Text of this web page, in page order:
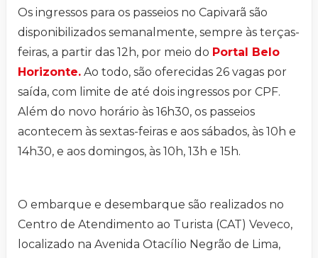
Os ingressos para os passeios no Capivarã são
disponibilizados semanalmente, sempre às terças-
feiras, a partir das 12h, por meio do Portal Belo
Horizonte. Ao todo, são oferecidas 26 vagas por
saída, com limite de até dois ingressos por CPF.
Além do novo horário às 16h30, os passeios
acontecem às sextas-feiras e aos sábados, às 10h e
14h30, e aos domingos, às 10h, 13h e 15h.
O embarque e desembarque são realizados no
Centro de Atendimento ao Turista (CAT) Veveco,
localizado na Avenida Otacílio Negrão de Lima,